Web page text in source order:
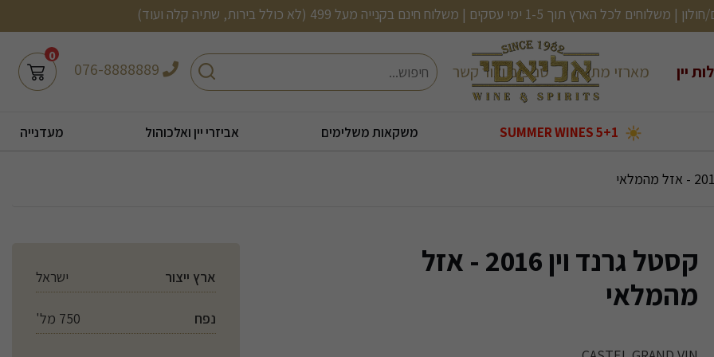
משלוח חינם בקנייה מעל 499 (לא כולל בירות, שתיה קלה ועוד)
יין מארזי מתנה סניפים וצור קשר חיפוש חיפוש 0
משקאות משלימים אביזרי יין ואלכוהול מעדנייה
קסטל גרנד וין 2016 - אזל
מהמלאי
ארץ ייצור ישראל
נפח 750 מל'